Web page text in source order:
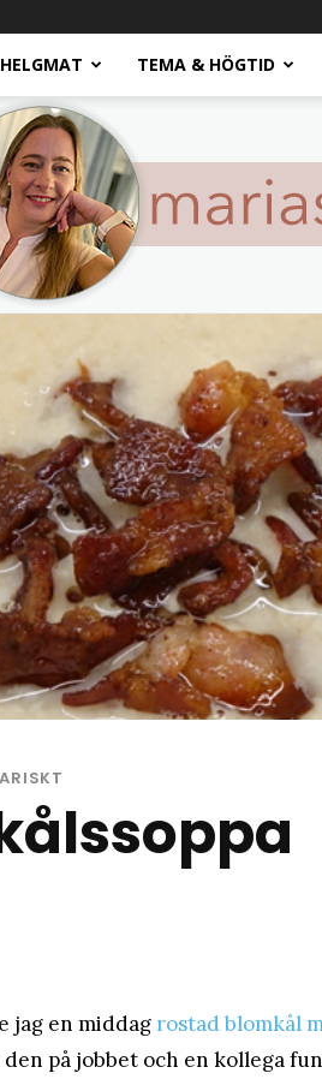
HELGMAT TEMA & HÖGTID
Marias
jag en middag rostad blomkål
den på jobbet och en kollega